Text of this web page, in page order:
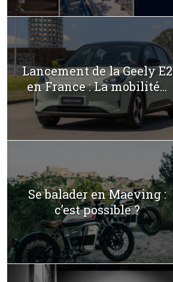
Lancement de la Geely E2
en France : La mobilité...
Se balader en Maeving :
c’est possible ?